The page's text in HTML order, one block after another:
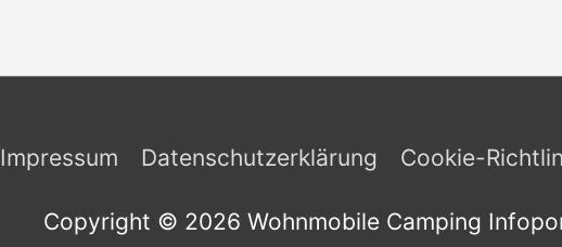
Impressum Datenschutzerklärung Cookie-
Copyright © 2026 Wohnmobile Camping